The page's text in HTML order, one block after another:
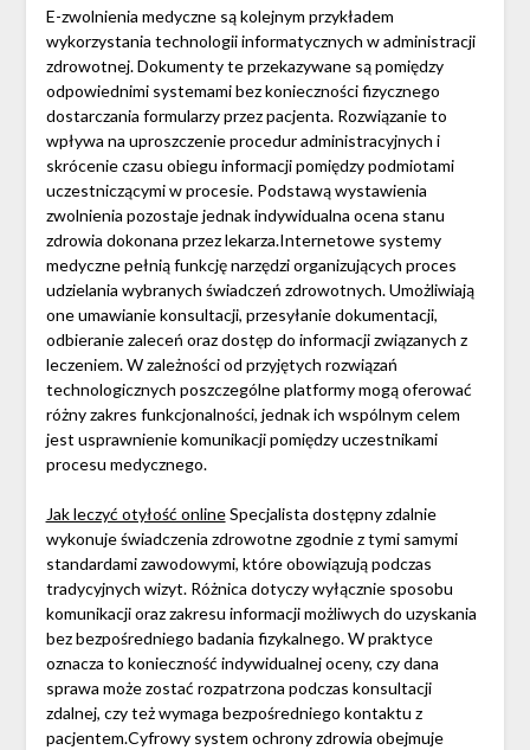
E-zwolnienia medyczne są kolejnym przykładem
wykorzystania technologii informatycznych w administracji
zdrowotnej. Dokumenty te przekazywane są pomiędzy
odpowiednimi systemami bez konieczności fizycznego
dostarczania formularzy przez pacjenta. Rozwiązanie to
wpływa na uproszczenie procedur administracyjnych i
skrócenie czasu obiegu informacji pomiędzy podmiotami
uczestniczącymi w procesie. Podstawą wystawienia
zwolnienia pozostaje jednak indywidualna ocena stanu
zdrowia dokonana przez lekarza.Internetowe systemy
medyczne pełnią funkcję narzędzi organizujących proces
udzielania wybranych świadczeń zdrowotnych. Umożliwiają
one umawianie konsultacji, przesyłanie dokumentacji,
odbieranie zaleceń oraz dostęp do informacji związanych z
leczeniem. W zależności od przyjętych rozwiązań
technologicznych poszczególne platformy mogą oferować
różny zakres funkcjonalności, jednak ich wspólnym celem
jest usprawnienie komunikacji pomiędzy uczestnikami
procesu medycznego.
Jak leczyć otyłość onlineSpecjalista dostępny zdalnie
wykonuje świadczenia zdrowotne zgodnie z tymi samymi
standardami zawodowymi, które obowiązują podczas
tradycyjnych wizyt. Różnica dotyczy wyłącznie sposobu
komunikacji oraz zakresu informacji możliwych do uzyskania
bez bezpośredniego badania fizykalnego. W praktyce
oznacza to konieczność indywidualnej oceny, czy dana
sprawa może zostać rozpatrzona podczas konsultacji
zdalnej, czy też wymaga bezpośredniego kontaktu z
pacjentem.Cyfrowy system ochrony zdrowia obejmuje